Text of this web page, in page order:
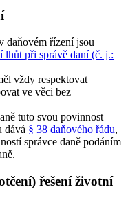
daňovém řízení jsou
lhůt při správě daní (č. j.:
vždy respektovat
ve věci bez
tuto svou povinnost
dává § 38 daňového řádu,
správce daně podáním
řešení životní